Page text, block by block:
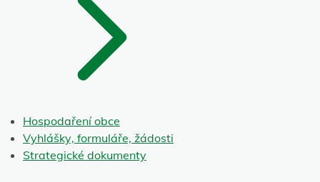
Hospodaření obce
Vyhlášky, formuláře, žádosti
Strategické dokumenty